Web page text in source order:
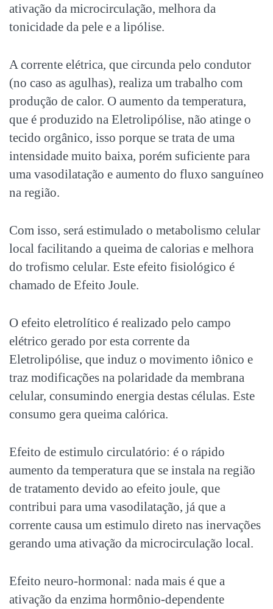
ativação da microcirculação, melhora da
tonicidade da pele e a lipólise.
A corrente elétrica, que circunda pelo condutor
(no caso as agulhas), realiza um trabalho com
produção de calor. O aumento da temperatura,
que é produzido na Eletrolipólise, não atinge o
tecido orgânico, isso porque se trata de uma
intensidade muito baixa, porém suficiente para
uma vasodilatação e aumento do fluxo sanguíneo
na região.
Com isso, será estimulado o metabolismo celular
local facilitando a queima de calorias e melhora
do trofismo celular. Este efeito fisiológico é
chamado de Efeito Joule.
O efeito eletrolítico é realizado pelo campo
elétrico gerado por esta corrente da
Eletrolipólise, que induz o movimento iônico e
traz modificações na polaridade da membrana
celular, consumindo energia destas células. Este
consumo gera queima calórica.
Efeito de estimulo circulatório: é o rápido
aumento da temperatura que se instala na região
de tratamento devido ao efeito joule, que
contribui para uma vasodilatação, já que a
corrente causa um estimulo direto nas inervações
gerando uma ativação da microcirculação local.
Efeito neuro-hormonal: nada mais é que a
ativação da enzima hormônio-dependente